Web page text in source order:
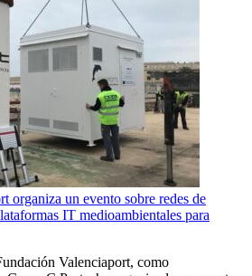
organiza un evento sobre redes de
IT medioambientales para
Valenciaport, como